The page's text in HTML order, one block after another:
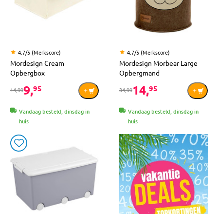
4.7/5 (Merkscore)
Mordesign Cream
Opbergbox
14,999,95
Vandaag besteld, dinsdag in
huis
4.7/5 (Merkscore)
Mordesign Morbear Large
Opbergmand
34,9914,95
Vandaag besteld, dinsdag in
huis